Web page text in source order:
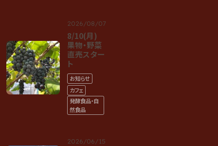
2026/08/07
8/10(月)
果物・野菜
直売スター
ト
お知らせ
カフェ
発酵食品・自
然食品
2026/06/15